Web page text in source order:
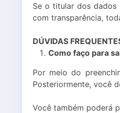
Se o titular dos dados
com transparência,
DÚVIDAS
Como faço para
Por meio do
Posteriormente, você
Você também poderá